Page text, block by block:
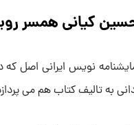
کیانی همسر
به تالیف کتاب هم می